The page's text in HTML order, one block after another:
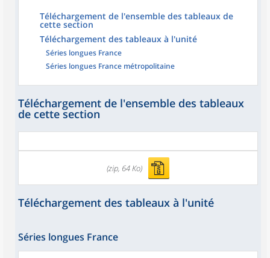
Téléchargement de l'ensemble des tableaux de
cette section
Téléchargement des tableaux à l'unité
Séries longues France
Séries longues France métropolitaine
Téléchargement de l'ensemble des tableaux
de cette section
(zip, 64 Ko)
Téléchargement des tableaux à l'unité
Séries longues France